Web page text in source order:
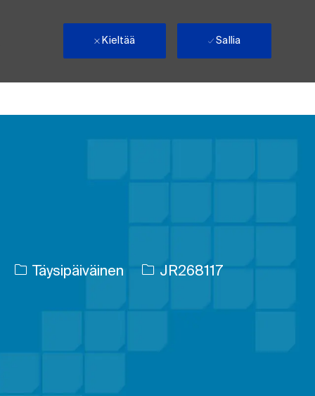
Kieltää Sallia
Työn tyyppi
Täysipäiväinen Työn tunnus
JR268117